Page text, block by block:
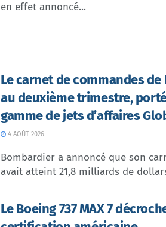
en effet annoncé...
Le carnet de commandes
au deuxième trimestre,
gamme de jets d’affaires
4 AOÛT 2026
Bombardier a annoncé que son
avait atteint 21,8 milliards de
Le Boeing 737 MAX 7